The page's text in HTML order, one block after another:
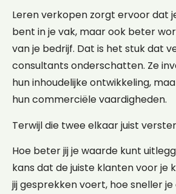
Leren verkopen zorgt ervoor dat
bent in je vak, maar ook beter
van je bedrijf. Dat is het stuk dat
consultants onderschatten. Ze
hun inhoudelijke ontwikkeling,
hun commerciële vaardigheden.
Terwijl die twee elkaar juist
Hoe beter jij je waarde kunt
kans dat de juiste klanten voor je
jij gesprekken voert, hoe sneller